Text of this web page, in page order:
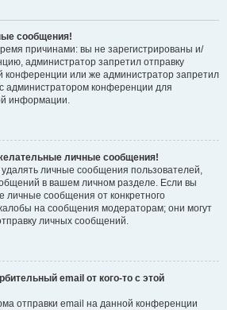
сообщения!
причинами: вы не зарегистрированы и/
администратор запретил отправку
конференции или же администратор запретил
администратором конференции для
информации.
личные сообщения!
личные сообщения пользователей,
в вашем личном разделе. Если вы
личные сообщения от конкретного
на сообщения модераторам; они могут
личных сообщений.
email от кого-то с этой
отправки email на данной конференции